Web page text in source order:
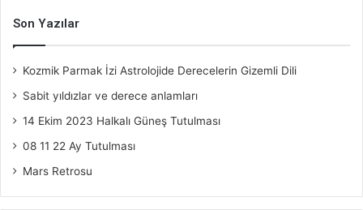
Son Yazılar
Kozmik Parmak İzi Astrolojide Derecelerin Gizemli Dili
Sabit yıldızlar ve derece anlamları
14 Ekim 2023 Halkalı Güneş Tutulması
08 11 22 Ay Tutulması
Mars Retrosu